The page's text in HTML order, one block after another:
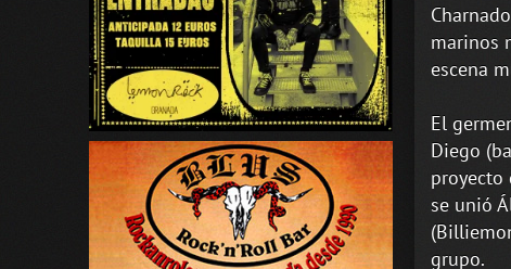
marinos
escena
El
Diego
proyecto
se unió
grupo.